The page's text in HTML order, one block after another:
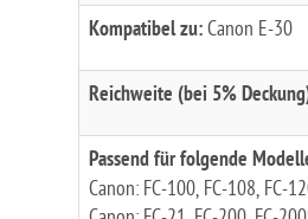
Kompatibel zu:Canon E-30
Reichweite (bei 5%
Passend für folgende
Canon: FC-100, FC-108, FC-